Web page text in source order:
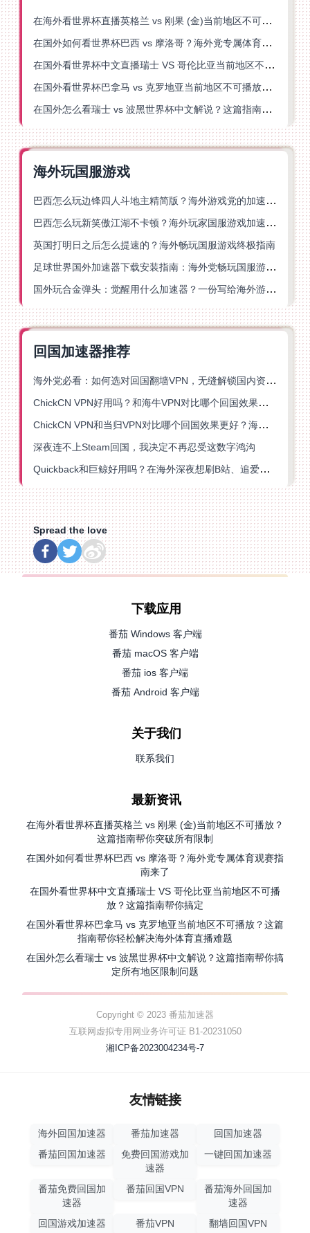
在海外看世界杯直播英格兰 vs 刚果 (金)当前地区不可播放？这篇指南帮你突破所有限制
在国外如何看世界杯巴西 vs 摩洛哥？海外党专属体育观赛指南来了
在国外看世界杯中文直播瑞士 VS 哥伦比亚当前地区不可播放？这篇指南帮你搞定
在国外看世界杯巴拿马 vs 克罗地亚当前地区不可播放？这篇指南帮你轻松解决海外体育直播难题
在国外怎么看瑞士 vs 波黑世界杯中文解说？这篇指南帮你搞定所有地区限制问题
海外玩国服游戏
巴西怎么玩边锋四人斗地主精简版？海外游戏党的加速器终极选择
巴西怎么玩新笑傲江湖不卡顿？海外玩家国服游戏加速终极指南（附猫和老鼠一梦江湖实测）
英国打明日之后怎么提速的？海外畅玩国服游戏终极指南
足球世界国外加速器下载安装指南：海外党畅玩国服游戏的终极解决方案
国外玩合金弹头：觉醒用什么加速器？一份写给海外游子的畅玩指南
回国加速器推荐
海外党必看：如何选对回国翻墙VPN，无缝解锁国内资源？
ChickCN VPN好用吗？和海牛VPN对比哪个回国效果更好？
ChickCN VPN和当归VPN对比哪个回国效果更好？海外党亲测后选了它
深夜连不上Steam回国，我决定不再忍受这数字鸿沟
Quickback和巨鲸好用吗？在海外深夜想刷B站、追爱奇艺的你，或许正需要这份答案
Spread the love
下载应用
番茄 Windows 客户端
番茄 macOS 客户端
番茄 ios 客户端
番茄 Android 客户端
关于我们
联系我们
最新资讯
在海外看世界杯直播英格兰 vs 刚果 (金)当前地区不可播放？
这篇指南帮你突破所有限制
在国外如何看世界杯巴西 vs 摩洛哥？海外党专属体育观赛指
南来了
在国外看世界杯中文直播瑞士 VS 哥伦比亚当前地区不可播
放？这篇指南帮你搞定
在国外看世界杯巴拿马 vs 克罗地亚当前地区不可播放？这篇
指南帮你轻松解决海外体育直播难题
在国外怎么看瑞士 vs 波黑世界杯中文解说？这篇指南帮你搞
定所有地区限制问题
Copyright © 2023 番茄加速器
互联网虚拟专用网业务许可证 B1-20231050
湘ICP备2023004234号-7
友情链接
海外回国加速器 番茄加速器
回国加速器
番茄回国加速器
免费回国游戏加
速器
一键回国加速器
番茄免费回国加
速器
番茄回国VPN
番茄海外回国加
速器
回国游戏加速器
番茄VPN 翻墙回国VPN